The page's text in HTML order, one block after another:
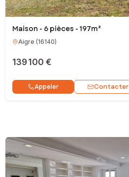
Maison - 6 pièces - 197m²
Aigre (16140)
139 100 €
Appeler Contacter